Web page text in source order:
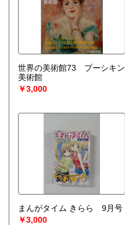
世界の美術館73 プーシキン
美術館
￥3,000
まんがタイム きらら 9月号
￥3,000